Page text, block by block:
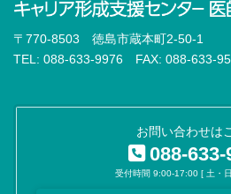
〒770-8503 徳島市蔵本町2-50-1
TEL: 088-633-9976 FAX: 088-633-
お問い合わせは
088-633-
受付時間 9:00-17:00 [ 土・